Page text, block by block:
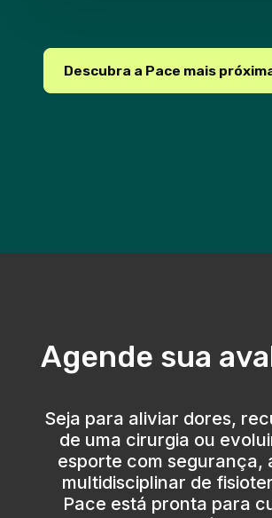
Descubra a Pace mais
Agende sua
Seja para aliviar dores,
de uma cirurgia ou
esporte com segurança,
multidisciplinar de
Pace está pronta para